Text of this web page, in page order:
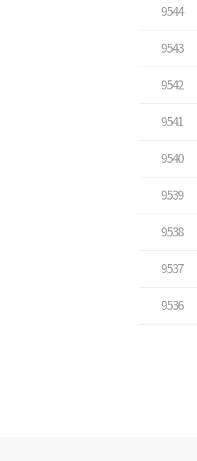
9544
9543
9542
9541
9540
9539
9538
9537
9536